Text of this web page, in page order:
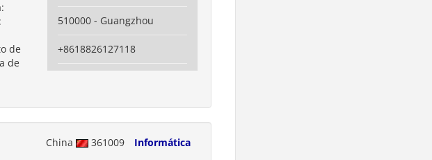
de
de
510000 - Guangzhou
+8618826127118
China 361009 Informática